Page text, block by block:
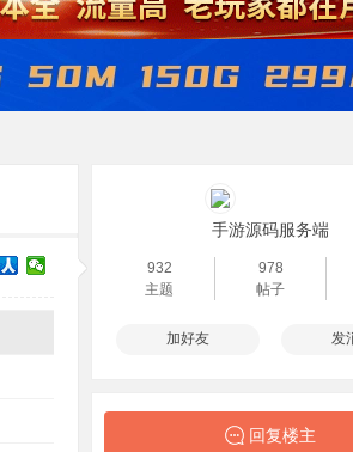
手游源码服务端
932
主题
978
帖子
加好友 发
回复楼主